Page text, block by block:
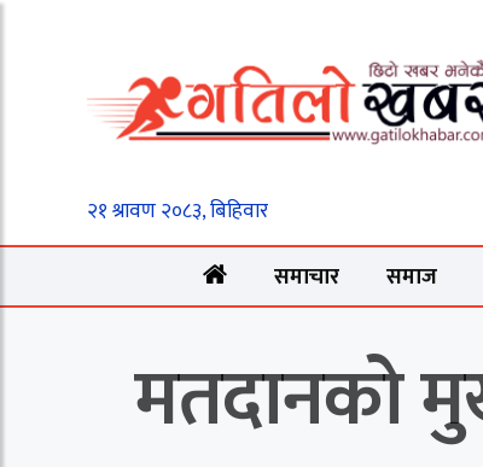
समाचार समाज
मतदानको